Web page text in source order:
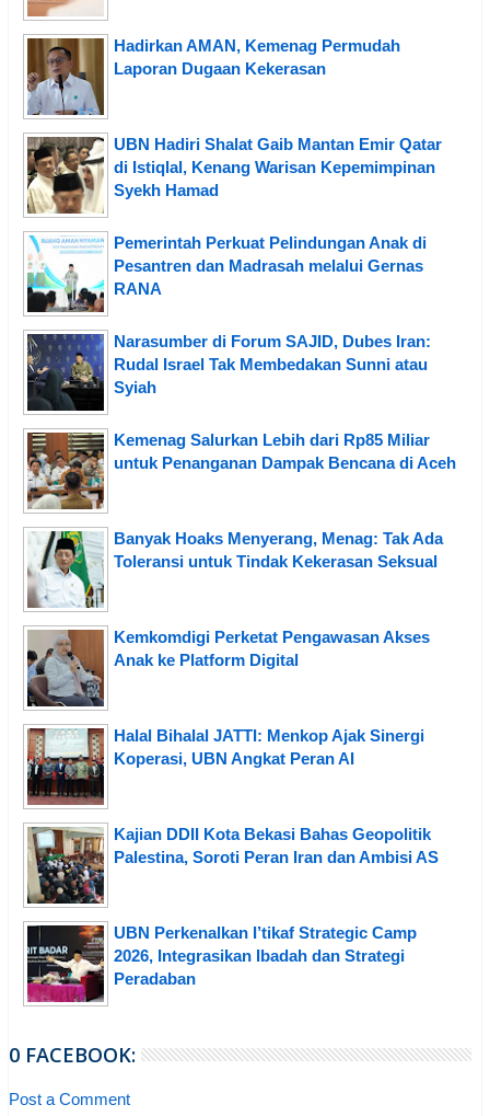
Hadirkan AMAN, Kemenag Permudah
Laporan Dugaan Kekerasan
UBN Hadiri Shalat Gaib Mantan Emir Qatar
di Istiqlal, Kenang Warisan Kepemimpinan
Syekh Hamad
Pemerintah Perkuat Pelindungan Anak di
Pesantren dan Madrasah melalui Gernas
RANA
Narasumber di Forum SAJID, Dubes Iran:
Rudal Israel Tak Membedakan Sunni atau
Syiah
Kemenag Salurkan Lebih dari Rp85 Miliar
untuk Penanganan Dampak Bencana di Aceh
Banyak Hoaks Menyerang, Menag: Tak Ada
Toleransi untuk Tindak Kekerasan Seksual
Kemkomdigi Perketat Pengawasan Akses
Anak ke Platform Digital
Halal Bihalal JATTI: Menkop Ajak Sinergi
Koperasi, UBN Angkat Peran AI
Kajian DDII Kota Bekasi Bahas Geopolitik
Palestina, Soroti Peran Iran dan Ambisi AS
UBN Perkenalkan I’tikaf Strategic Camp
2026, Integrasikan Ibadah dan Strategi
Peradaban
0 FACEBOOK:
Post a Comment